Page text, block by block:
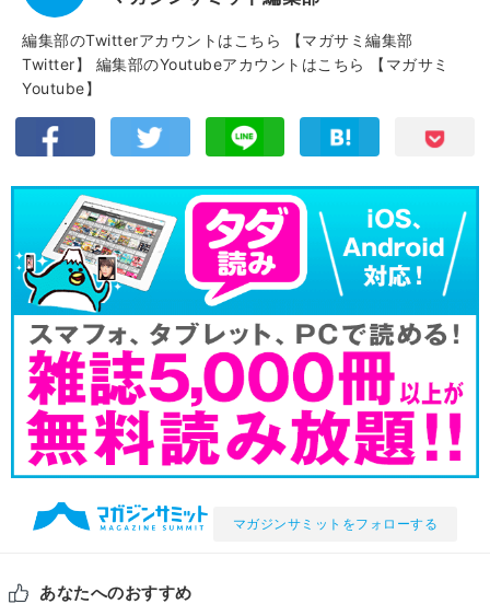
編集部のTwitterアカウントはこちら
【マガサミ編集部
Twitter】
編集部のYoutubeアカウントはこちら
【マガサミ
Youtube】
マガジンサミットをフォローする
あなたへのおすすめ